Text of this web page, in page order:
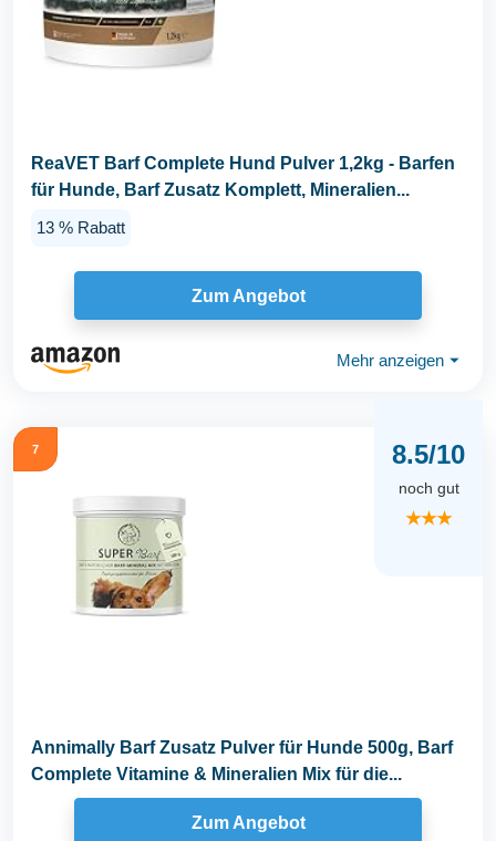
ReaVET Barf Complete Hund Pulver 1,2kg - Barfen
für Hunde, Barf Zusatz Komplett, Mineralien...
13 % Rabatt
Zum Angebot
Mehr anzeigen ⏷
7 8.5/10
noch gut
★★★
Annimally Barf Zusatz Pulver für Hunde 500g, Barf
Complete Vitamine & Mineralien Mix für die...
Zum Angebot